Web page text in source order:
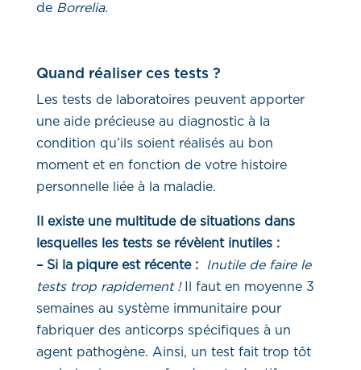
de Borrelia.
Quand réaliser ces tests ?
Les tests de laboratoires peuvent apporter
une aide précieuse au diagnostic à la
condition qu’ils soient réalisés au bon
moment et en fonction de votre histoire
personnelle liée à la maladie.
Il existe une multitude de situations dans
lesquelles les tests se révèlent inutiles :
– Si la piqure est récente :
Inutile de faire le
tests trop rapidement !
Il faut en moyenne 3
semaines au système immunitaire pour
fabriquer des anticorps spécifiques à un
agent pathogène. Ainsi, un test fait trop tôt